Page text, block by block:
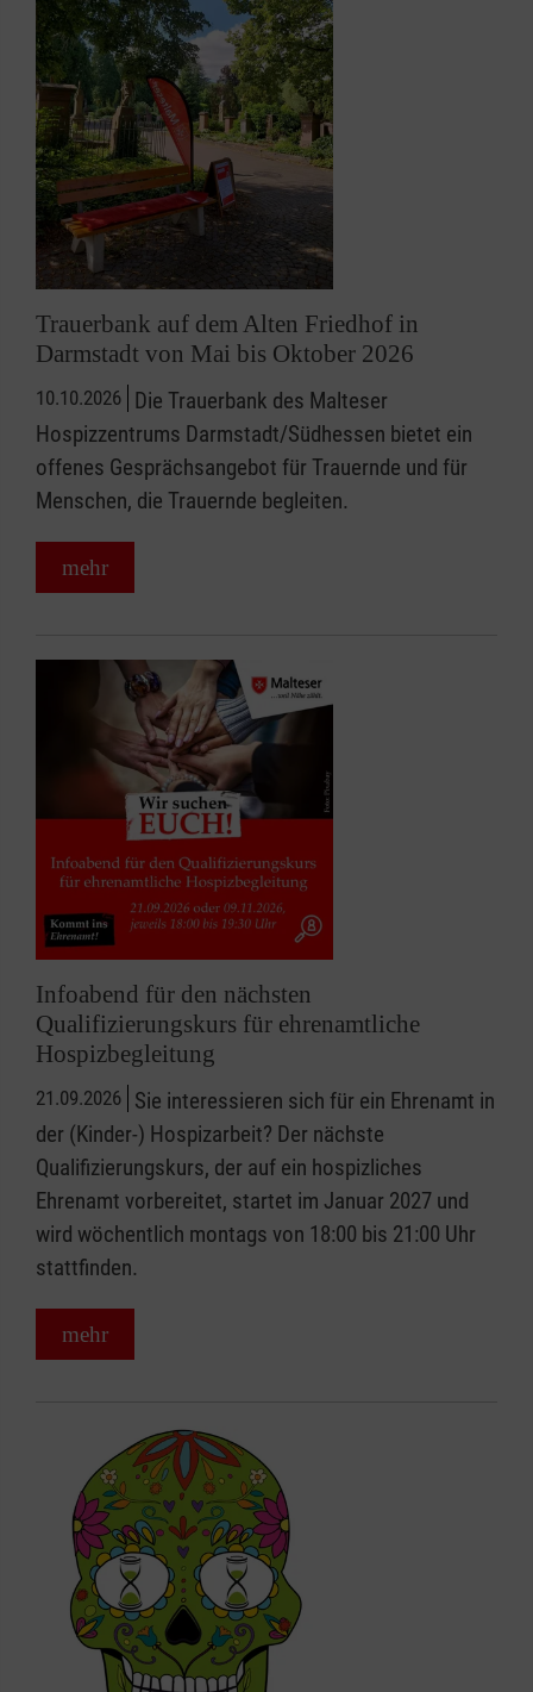
Trauerbank auf dem Alten Friedhof in
Darmstadt von Mai bis Oktober 2026
10.10.2026 Die Trauerbank des Malteser
Hospizzentrums Darmstadt/Südhessen bietet ein
offenes Gesprächsangebot für Trauernde und für
Menschen, die Trauernde begleiten.
mehr
Infoabend für den nächsten
Qualifizierungskurs für ehrenamtliche
Hospizbegleitung
21.09.2026 Sie interessieren sich für ein Ehrenamt in
der (Kinder-) Hospizarbeit? Der nächste
Qualifizierungskurs, der auf ein hospizliches
Ehrenamt vorbereitet, startet im Januar 2027 und
wird wöchentlich montags von 18:00 bis 21:00 Uhr
stattfinden.
mehr